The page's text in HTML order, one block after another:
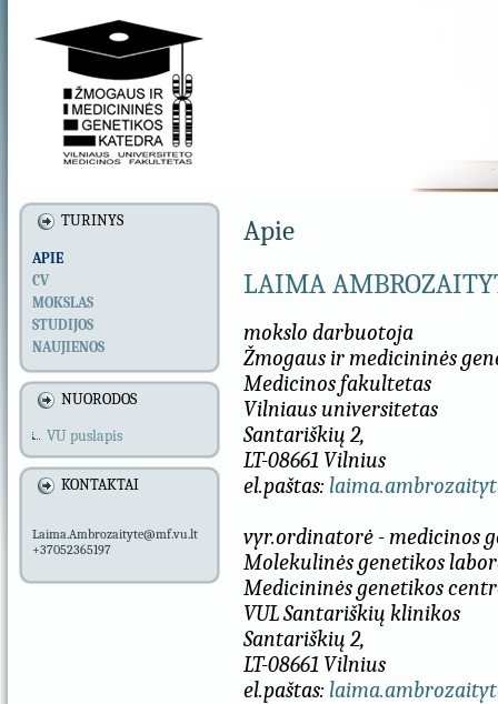
TURINYS
APIE
CV
MOKSLAS
STUDIJOS
NAUJIENOS
NUORODOS
VU puslapis
KONTAKTAI
Laima.Ambrozaityte@mf.vu.lt
+37052365197
Apie
LAIMA
mokslo darbuotoja
Žmogaus ir medicininės
Medicinos fakultetas
Vilniaus universitetas
Santariškių 2,
LT-08661 Vilnius
el.paštas:
vyr.ordinatorė - medicinos
Molekulinės genetikos
Medicininės genetikos
VUL Santariškių klinikos
Santariškių 2,
LT-08661 Vilnius
el.paštas: